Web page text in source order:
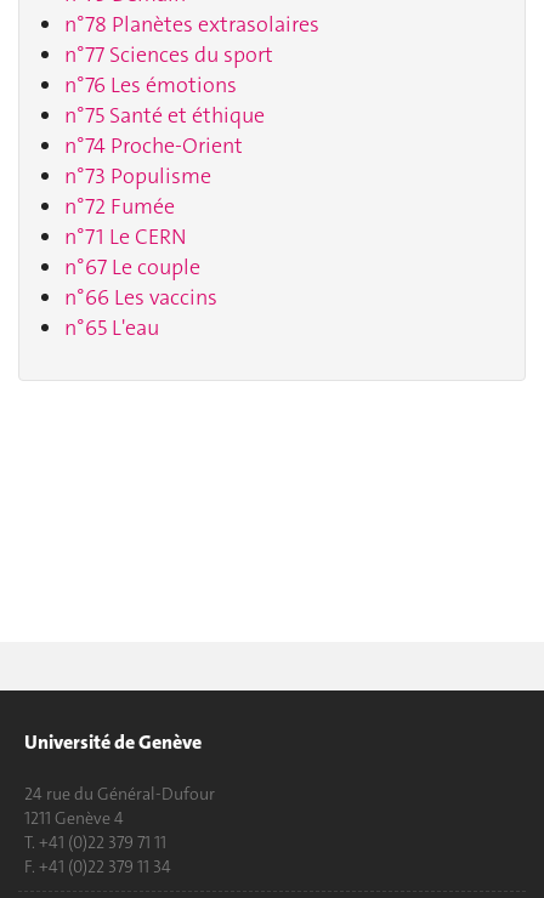
n°78 Planètes extrasolaires
n°77 Sciences du sport
n°76 Les émotions
n°75 Santé et éthique
n°74 Proche-Orient
n°73 Populisme
n°72 Fumée
n°71 Le CERN
n°67 Le couple
n°66 Les vaccins
n°65 L'eau
Université de Genève
24 rue du Général-Dufour
1211 Genève 4
T. +41 (0)22 379 71 11
F. +41 (0)22 379 11 34